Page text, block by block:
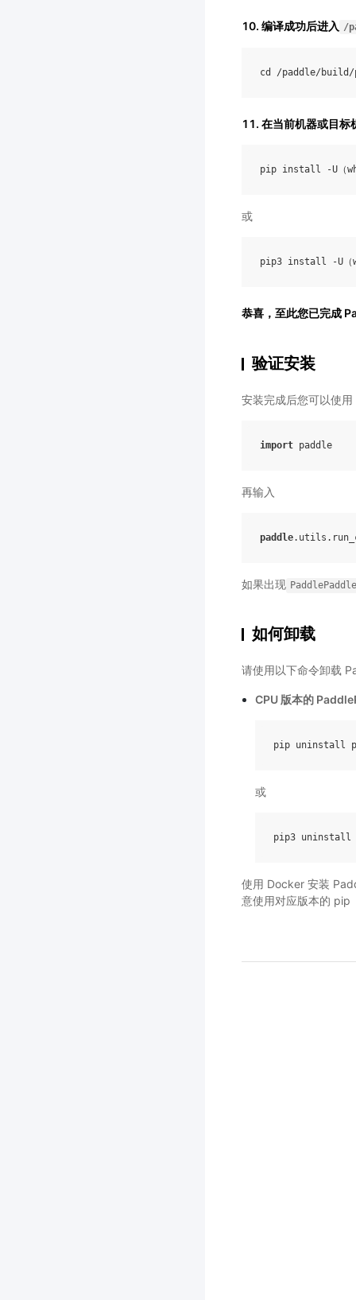
10. 编译成功后进入 /
cd /paddle/build /
11. 在当前机器或目标
或
恭喜，至此您已完成
验证安装
安装完成后您可以使用
import paddle
再输入
paddle. utils .
如果出现 PaddlePaddle
如何卸载
请使用以下命令卸载
CPU 版本的
pip uninstall
或
pip3 uninstall
使用 Docker 安装
意使用对应版本的 pip